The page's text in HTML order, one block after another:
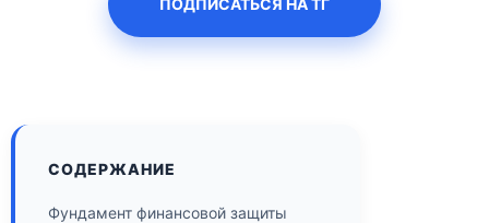
СОДЕРЖАНИЕ
Фундамент финансовой защиты